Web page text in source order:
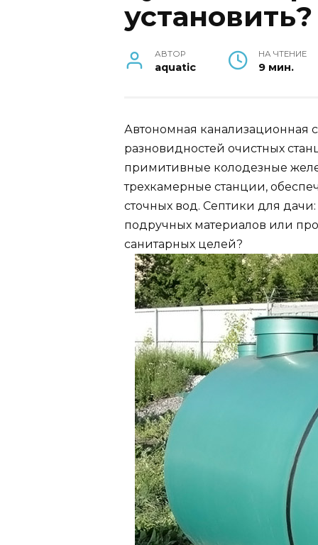
установить?
АВТОР
aquatic
НА ЧТЕНИЕ
9 мин.
Автономная канализационная
разновидностей очистных
примитивные колодезные
трехкамерные станции,
сточных вод. Септики для
подручных материалов или
санитарных целей?